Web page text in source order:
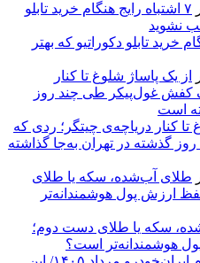
۷ اشتباه رایج هنگام خرید تابلو
نشوید
خرید تابلو دکوراتیو که بهتر
از یک پاساژ شلوغ تا کنار
کفش غول‌پیکر طی چند روز
است
تا کنار دریاچه‌ی چیتگر؛ ردی که
گذشته در تهران به‌جا گذاشته
طلای آب‌شده، سکه یا طلای
ارزش پول هوشمندانه‌تر
سکه یا طلای دست دوم؛
هوشمندانه‌تر است؟